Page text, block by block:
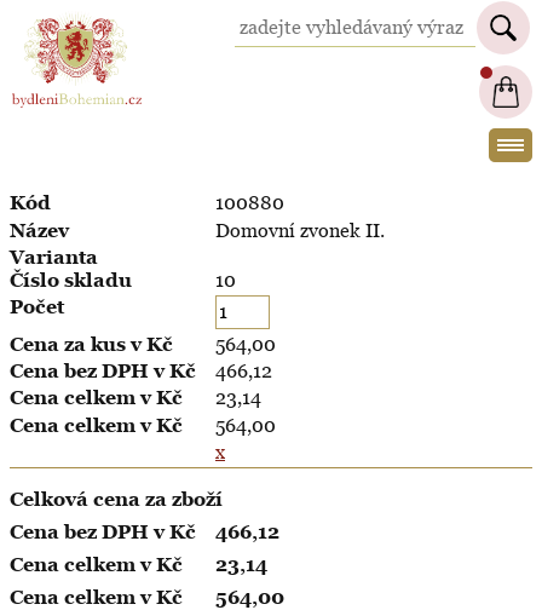
BydleniBohemian.cz
100880
Domovní zvonek II.
10
564,00
466,12
23,14
564,00
x
Celková cena za zboží
466,12
23,14
564,00